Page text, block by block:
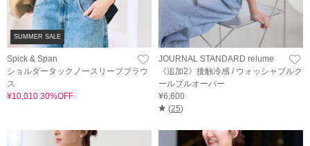
SUMMER SALE
Spick & Span
ショルダータックノースリーブブラウ
ス
¥10,010 30%OFF
JOURNAL STANDARD relume
《追加2》接触冷感 / ウォッシャブルク
ールプルオーバー
¥6,600
(25)